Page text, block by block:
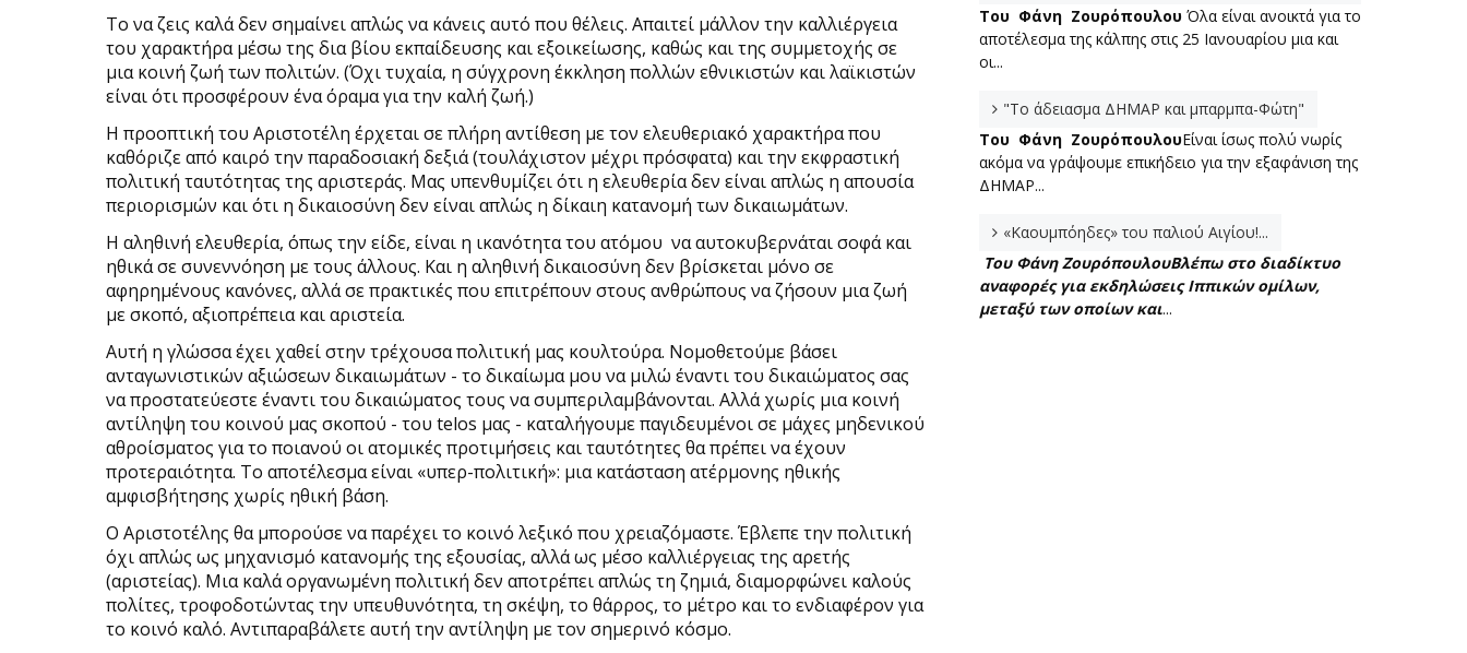
Το να ζεις καλά δεν σημαίνει απλώς να κάνεις αυτό που θέλεις. Απαιτεί μάλλον την καλλιέργεια
του χαρακτήρα μέσω της δια βίου εκπαίδευσης και εξοικείωσης, καθώς και της συμμετοχής σε
μια κοινή ζωή των πολιτών. (Όχι τυχαία, η σύγχρονη έκκληση πολλών εθνικιστών και λαϊκιστών
είναι ότι προσφέρουν ένα όραμα για την καλή ζωή.)
Η προοπτική του Αριστοτέλη έρχεται σε πλήρη αντίθεση με τον ελευθεριακό χαρακτήρα που
καθόριζε από καιρό την παραδοσιακή δεξιά (τουλάχιστον μέχρι πρόσφατα) και την εκφραστική
πολιτική ταυτότητας της αριστεράς. Μας υπενθυμίζει ότι η ελευθερία δεν είναι απλώς η απουσία
περιορισμών και ότι η δικαιοσύνη δεν είναι απλώς η δίκαιη κατανομή των δικαιωμάτων.
Η αληθινή ελευθερία, όπως την είδε, είναι η ικανότητα του ατόμου να αυτοκυβερνάται σοφά και
ηθικά σε συνεννόηση με τους άλλους. Και η αληθινή δικαιοσύνη δεν βρίσκεται μόνο σε
αφηρημένους κανόνες, αλλά σε πρακτικές που επιτρέπουν στους ανθρώπους να ζήσουν μια ζωή
με σκοπό, αξιοπρέπεια και αριστεία.
Αυτή η γλώσσα έχει χαθεί στην τρέχουσα πολιτική μας κουλτούρα. Νομοθετούμε βάσει
ανταγωνιστικών αξιώσεων δικαιωμάτων - το δικαίωμα μου να μιλώ έναντι του δικαιώματος σας
να προστατεύεστε έναντι του δικαιώματος τους να συμπεριλαμβάνονται. Αλλά χωρίς μια κοινή
αντίληψη του κοινού μας σκοπού - του telos μας - καταλήγουμε παγιδευμένοι σε μάχες μηδενικού
αθροίσματος για το ποιανού οι ατομικές προτιμήσεις και ταυτότητες θα πρέπει να έχουν
προτεραιότητα. Το αποτέλεσμα είναι «υπερ-πολιτική»: μια κατάσταση ατέρμονης ηθικής
αμφισβήτησης χωρίς ηθική βάση.
Ο Αριστοτέλης θα μπορούσε να παρέχει το κοινό λεξικό που χρειαζόμαστε. Έβλεπε την πολιτική
όχι απλώς ως μηχανισμό κατανομής της εξουσίας, αλλά ως μέσο καλλιέργειας της αρετής
(αριστείας). Μια καλά οργανωμένη πολιτική δεν αποτρέπει απλώς τη ζημιά, διαμορφώνει καλούς
πολίτες, τροφοδοτώντας την υπευθυνότητα, τη σκέψη, το θάρρος, το μέτρο και το ενδιαφέρον για
το κοινό καλό. Αντιπαραβάλετε αυτή την αντίληψη με τον σημερινό κόσμο.
Του Φάνη Ζουρόπουλου Όλα είναι ανοικτά για το
αποτέλεσμα της κάλπης στις 25 Ιανουαρίου μια και
οι...
"Το άδειασμα ΔΗΜΑΡ και μπαρμπα-Φώτη"
Του Φάνη ΖουρόπουλουΕίναι ίσως πολύ νωρίς
ακόμα να γράψουμε επικήδειο για την εξαφάνιση της
ΔΗΜΑΡ...
«Καουμπόηδες» του παλιού Αιγίου!...
Του Φάνη ΖουρόπουλουΒλέπω στο διαδίκτυο
αναφορές για εκδηλώσεις Ιππικών ομίλων,
μεταξύ των οποίων και...